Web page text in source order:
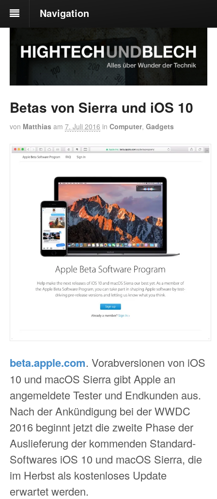
Navigation
Betas von Sierra und iOS 10
von Matthias am 7. Juli 2016 in Computer, Gadgets
beta.apple.com. Vorabversionen von iOS
10 und macOS Sierra gibt Apple an
angemeldete Tester und Endkunden aus.
Nach der Ankündigung bei der WWDC
2016 beginnt jetzt die zweite Phase der
Auslieferung der kommenden Standard-
Softwares iOS 10 und macOS Sierra, die
im Herbst als kostenloses Update
erwartet werden.